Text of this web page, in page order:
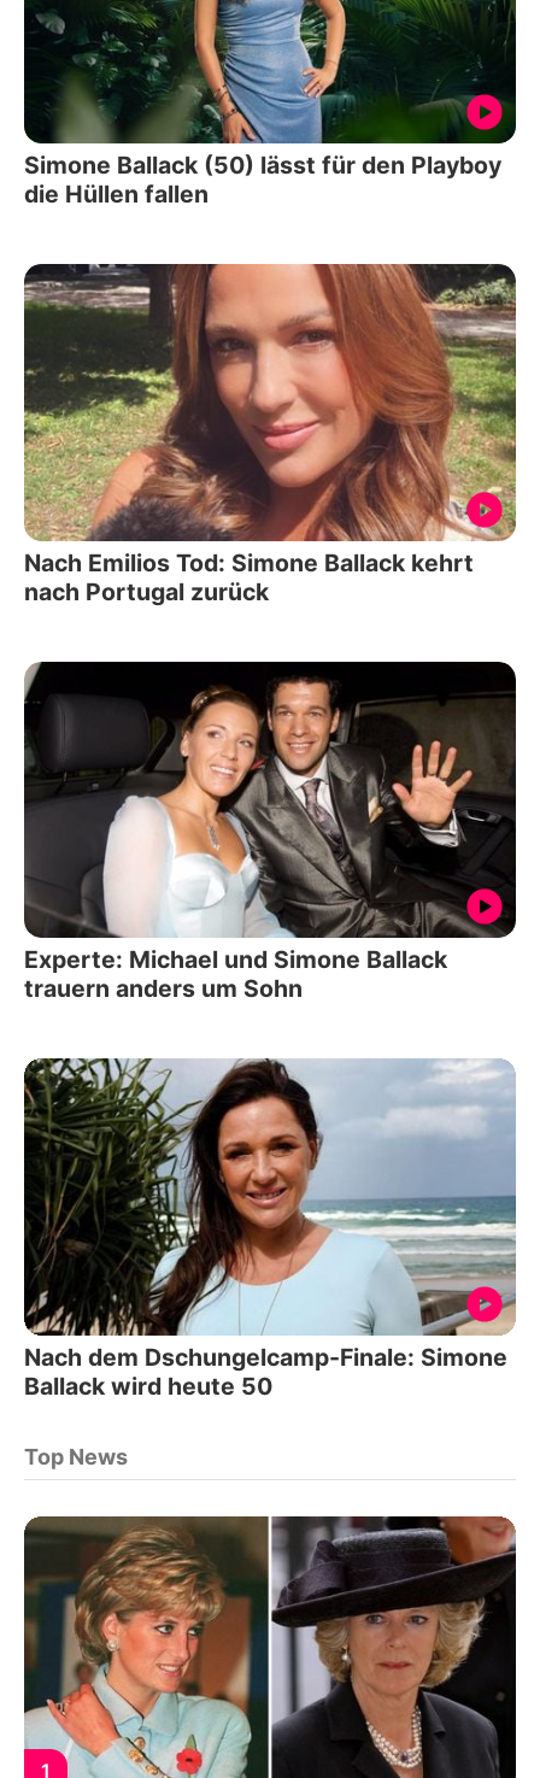
Simone Ballack (50) lässt für den Playboy
die Hüllen fallen
Nach Emilios Tod: Simone Ballack kehrt
nach Portugal zurück
Experte: Michael und Simone Ballack
trauern anders um Sohn
Nach dem Dschungelcamp-Finale: Simone
Ballack wird heute 50
Top News
1